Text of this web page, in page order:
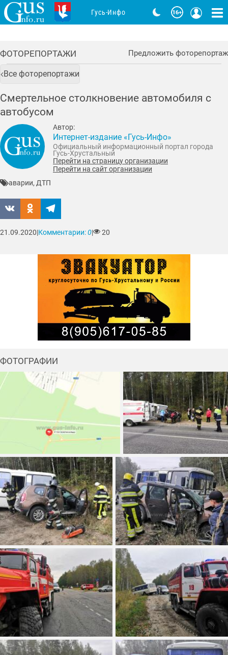
ФОТОРЕПОРТАЖИ Предложить фоторепортаж
Все фоторепортажи
Смертельное столкновение автомобиля с
автобусом
Автор:
Интернет-издание «Гусь-Инфо»
Официальный информационный портал города
Гусь-Хрустальный
Перейти на страницу организации
Перейти на сайт организации
аварии, ДТП
21.09.2020|Комментарии:0| 20
ФОТОГРАФИИ
Гусь-Инфо